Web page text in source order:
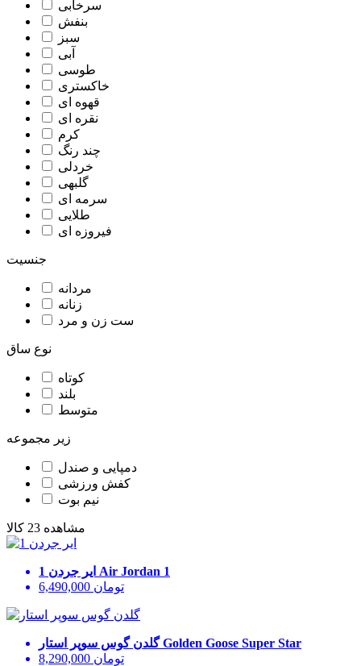
سرخابی
بنفش
سبز
آبی
طوسی
خاکستری
قهوه ای
نقره ای
کرم
چند رنگ
خردلی
گلبهی
سرمه ای
طلایی
فیروزه ای
جنسیت
مردانه
زنانه
ست زن و مرد
نوع ساق
کوتاه
بلند
متوسط
زیر مجموعه
دمپایی و صندل
کفش ورزشی
نیم بوت
مشاهده 23 کالا
ایر جردن 1 Air Jordan 1
6,490,000 تومان
گلدن گوس سوپر استار Golden Goose Super Star
8,290,000 تومان